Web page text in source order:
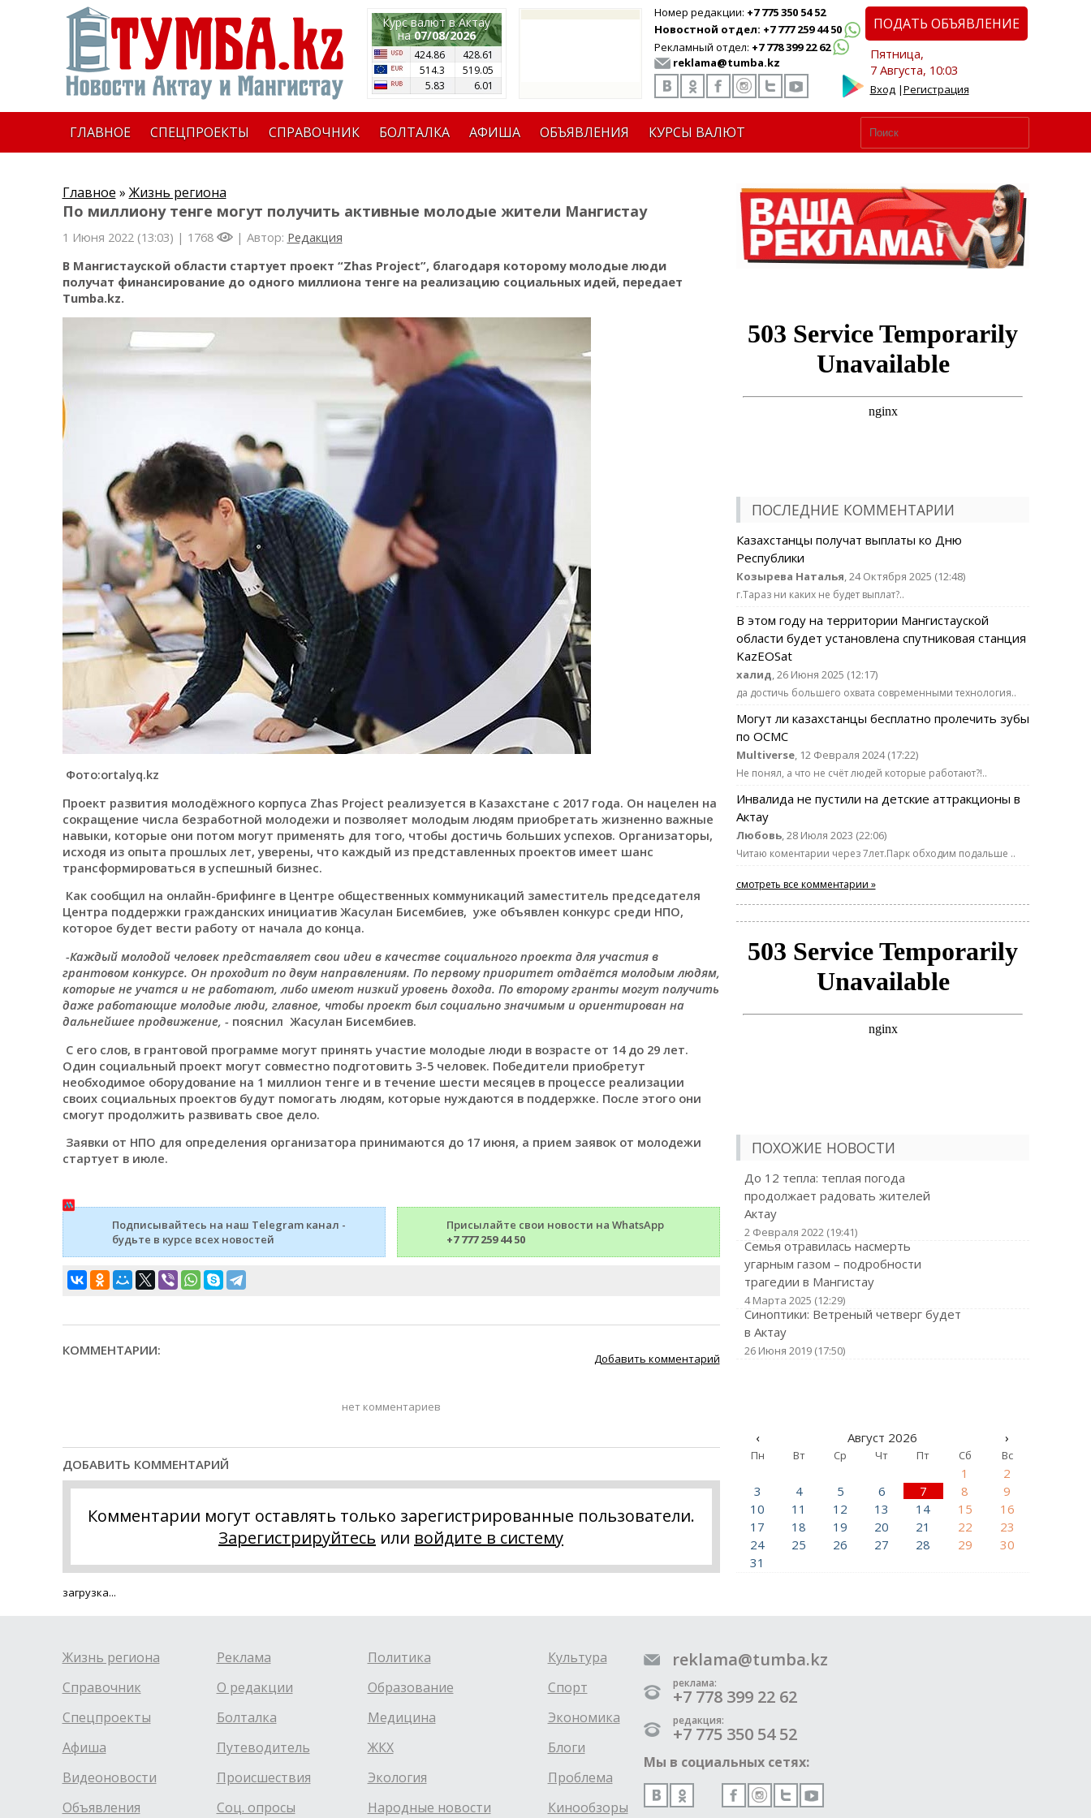
Курс валют в Актау
на07/08/2026
424.86
428.61
514.3
519.05
5.83
6.01
Номер редакции: +7 775 350 54 52
Новостной отдел: +7 777 259 44 50
Рекламный отдел: +7 778 399 22 62
reklama@tumba.kz
ПОДАТЬ ОБЪЯВЛЕНИЕ
Пятница,
7 Августа, 10:03
Вход|Регистрация
ГЛАВНОЕ СПЕЦПРОЕКТЫ СПРАВОЧНИК БОЛТАЛКА АФИША ОБЪЯВЛЕНИЯ КУРСЫ ВАЛЮТ
Главное » Жизнь региона
По миллиону тенге могут получить активные молодые жители Мангистау
1 Июня 2022 (13:03) | 1768 | Автор: Редакция
В Мангистауской области стартует проект “Zhas Project”, благодаря которому молодые люди
получат финансирование до одного миллиона тенге на реализацию социальных идей, передает
Tumba.kz.
Фото:ortalyq.kz
Проект развития молодёжного корпуса Zhas Project реализуется в Казахстане с 2017 года. Он нацелен на
сокращение числа безработной молодежи и позволяет молодым людям приобретать жизненно важные
навыки, которые они потом могут применять для того, чтобы достичь больших успехов. Организаторы,
исходя из опыта прошлых лет, уверены, что каждый из представленных проектов имеет шанс
трансформироваться в успешный бизнес.
Как сообщил на онлайн-брифинге в Центре общественных коммуникаций заместитель председателя
Центра поддержки гражданских инициатив Жасулан Бисембиев, уже объявлен конкурс среди НПО,
которое будет вести работу от начала до конца.
-Каждый молодой человек представляет свои идеи в качестве социального проекта для участия в
грантовом конкурсе. Он проходит по двум направлениям. По первому приоритет отдаётся молодым людям,
которые не учатся и не работают, либо имеют низкий уровень дохода. По второму гранты могут получить
даже работающие молодые люди, главное, чтобы проект был социально значимым и ориентирован на
дальнейшее продвижение, - пояснил Жасулан Бисембиев.
С его слов, в грантовой программе могут принять участие молодые люди в возрасте от 14 до 29 лет.
Один социальный проект могут совместно подготовить 3-5 человек. Победители приобретут
необходимое оборудование на 1 миллион тенге и в течение шести месяцев в процессе реализации
своих социальных проектов будут помогать людям, которые нуждаются в поддержке. После этого они
смогут продолжить развивать свое дело.
Заявки от НПО для определения организатора принимаются до 17 июня, а прием заявок от молодежи
стартует в июле.
Подписывайтесь на наш Telegram канал -
будьте в курсе всех новостей
Присылайте свои новости на WhatsApp
+7 777 259 44 50
КОММЕНТАРИИ:
Добавить комментарий
нет комментариев
ДОБАВИТЬ КОММЕНТАРИЙ
Комментарии могут оставлять только зарегистрированные пользователи.
Зарегистрируйтесь или войдите в систему
загрузка...
ПОСЛЕДНИЕ КОММЕНТАРИИ
Казахстанцы получат выплаты ко Дню
Республики
Козырева Наталья, 24 Октября 2025 (12:48)
г.Тараз ни каких не будет выплат?..
В этом году на территории Мангистауской
области будет установлена спутниковая станция
KazEOSat
халид, 26 Июня 2025 (12:17)
да достичь большего охвата современными технология..
Могут ли казахстанцы бесплатно пролечить зубы
по ОСМС
Multiverse, 12 Февраля 2024 (17:22)
Не понял, а что не счёт людей которые работают?!..
Инвалида не пустили на детские аттракционы в
Актау
Любовь, 28 Июля 2023 (22:06)
Читаю коментарии через 7лет.Парк обходим подальше ..
смотреть все комментарии »
ПОХОЖИЕ НОВОСТИ
До 12 тепла: теплая погода
продолжает радовать жителей
Актау
2 Февраля 2022 (19:41)
Семья отравилась насмерть
угарным газом – подробности
трагедии в Мангистау
4 Марта 2025 (12:29)
Синоптики: Ветреный четверг будет
в Актау
26 Июня 2019 (17:50)
‹ Август 2026 ›
Пн Вт Ср Чт Пт Сб Вс
1
2
3
4 5 6 7 8
9
10
11 12 13 14 15
16
17
18 19 20 21 22
23
24
25 26 27 28 29
30
31
Жизнь региона
Справочник
Спецпроекты
Афиша
Видеоновости
Объявления
Реклама
О редакции
Болталка
Путеводитель
Происшествия
Соц. опросы
Политика
Образование
Медицина
ЖКХ
Экология
Народные новости
Культура
Спорт
Экономика
Блоги
Проблема
Кинообзоры
reklama@tumba.kz
реклама:
+7 778 399 22 62
редакция:
+7 775 350 54 52
Мы в социальных сетях: